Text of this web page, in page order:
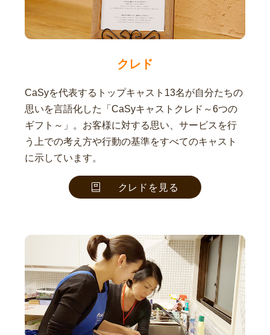
クレド
CaSyを代表するトップキャスト13名が自分たちの
思いを言語化した「CaSyキャストクレド～6つの
ギフト～」。お客様に対する思い、サービスを行
う上での考え方や行動の基準をすべてのキャスト
に示しています。
クレドを見る